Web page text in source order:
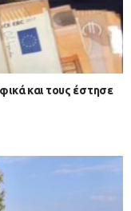
και τους έστησε